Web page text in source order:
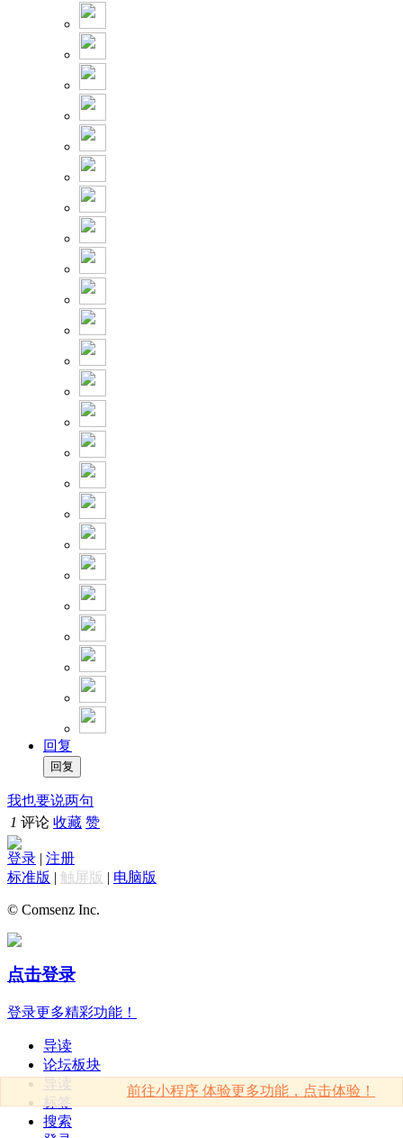
回复
我也要说两句
1 评论 收藏 赞
前往小程序 体验更多功能，点击体验！
登录 | 注册
标准版 | 触屏版 | 电脑版
© Comsenz Inc.
点击登录
登录更多精彩功能！
导读
论坛板块
导读
标签
搜索